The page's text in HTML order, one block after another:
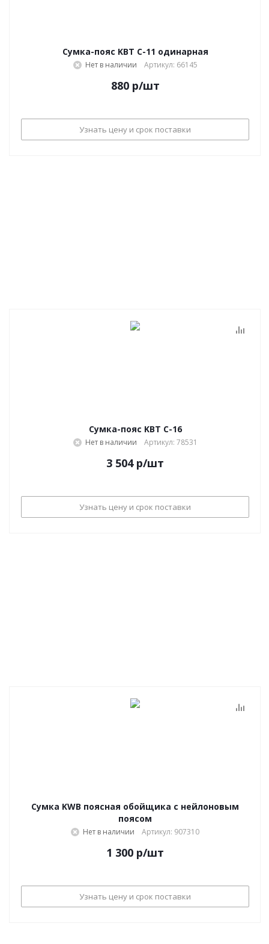
Сумка-пояс KBT C-11 одинарная
Нет в наличии Артикул: 66145
880р/шт
Узнать цену и срок поставки
Сумка-пояс KBT С-16
Нет в наличии Артикул: 78531
3 504р/шт
Узнать цену и срок поставки
Сумка KWB поясная обойщика с нейлоновым
поясом
Нет в наличии Артикул: 907310
1 300 р/шт
Узнать цену и срок поставки